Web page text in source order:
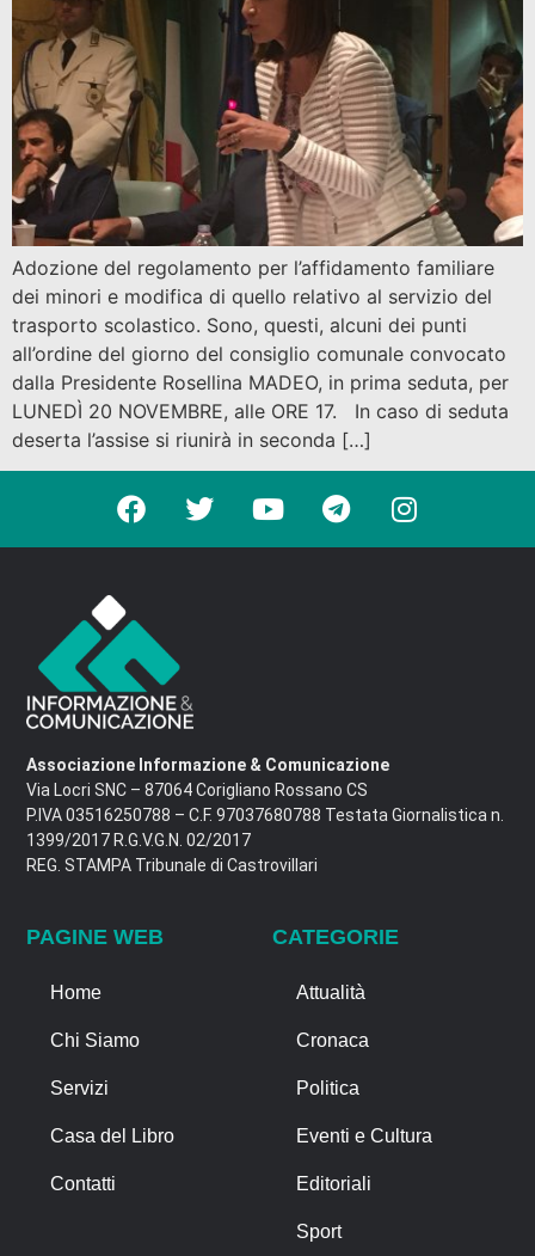
Adozione del regolamento per l’affidamento familiare
dei minori e modifica di quello relativo al servizio del
trasporto scolastico. Sono, questi, alcuni dei punti
all’ordine del giorno del consiglio comunale convocato
dalla Presidente Rosellina MADEO, in prima seduta, per
LUNEDÌ 20 NOVEMBRE, alle ORE 17. In caso di seduta
deserta l’assise si riunirà in seconda […]
Associazione Informazione & Comunicazione
Via Locri SNC – 87064 Corigliano Rossano CS
P.IVA 03516250788 – C.F. 97037680788 Testata Giornalistica n.
1399/2017 R.G.V.G.N. 02/2017
REG. STAMPA Tribunale di Castrovillari
PAGINE WEB
Home
Chi Siamo
Servizi
Casa del Libro
Contatti
CATEGORIE
Attualità
Cronaca
Politica
Eventi e Cultura
Editoriali
Sport